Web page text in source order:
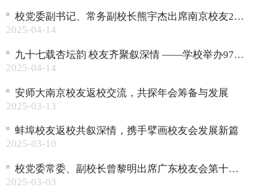
校党委副书记、常务副校长熊宇杰出席南京校友2025联谊活动
2025-04-14
九十七载杏坛韵 校友齐聚叙深情 ——学校举办97周年校庆系列活动
2025-04-14
安师大南京校友返校交流，共探年会筹备与发展
2025-03-13
蚌埠校友返校共叙深情，携手擘画校友会发展新篇
2025-03-10
校党委常委、副校长曾黎明出席广东校友会第十届年会
2025-03-03